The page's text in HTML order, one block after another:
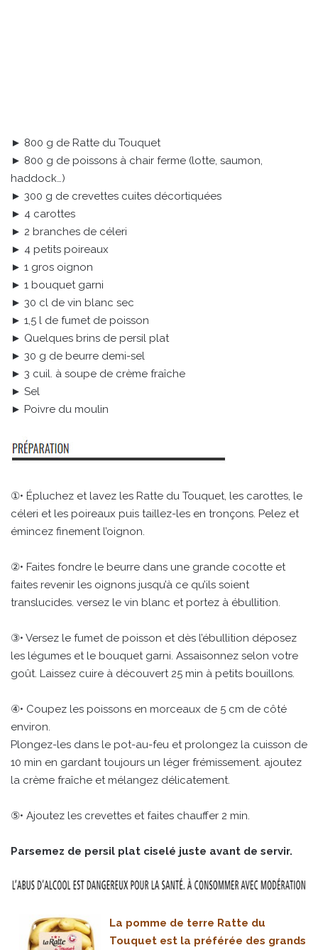
► 800 g de Ratte du Touquet
► 800 g de poissons à chair ferme (lotte, saumon,
haddock…)
► 300 g de crevettes cuites décortiquées
► 4 carottes
► 2 branches de céleri
► 4 petits poireaux
► 1 gros oignon
► 1 bouquet garni
► 30 cl de vin blanc sec
► 1,5 l de fumet de poisson
► Quelques brins de persil plat
► 30 g de beurre demi-sel
► 3 cuil. à soupe de crème fraîche
► Sel
► Poivre du moulin
①• Épluchez et lavez les Ratte du Touquet, les carottes, le
céleri et les poireaux puis taillez-les en tronçons. Pelez et
émincez finement l’oignon.
②• Faites fondre le beurre dans une grande cocotte et
faites revenir les oignons jusqu’à ce qu’ils soient
translucides. versez le vin blanc et portez à ébullition.
③• Versez le fumet de poisson et dès l’ébullition déposez
les légumes et le bouquet garni. Assaisonnez selon votre
goût. Laissez cuire à découvert 25 min à petits bouillons.
④• Coupez les poissons en morceaux de 5 cm de côté
environ.
Plongez-les dans le pot-au-feu et prolongez la cuisson de
10 min en gardant toujours un léger frémissement. ajoutez
la crème fraîche et mélangez délicatement.
⑤• Ajoutez les crevettes et faites chauffer 2 min.
Parsemez de persil plat ciselé juste avant de servir.
La pomme de terre Ratte du
Touquet est la préférée des grands